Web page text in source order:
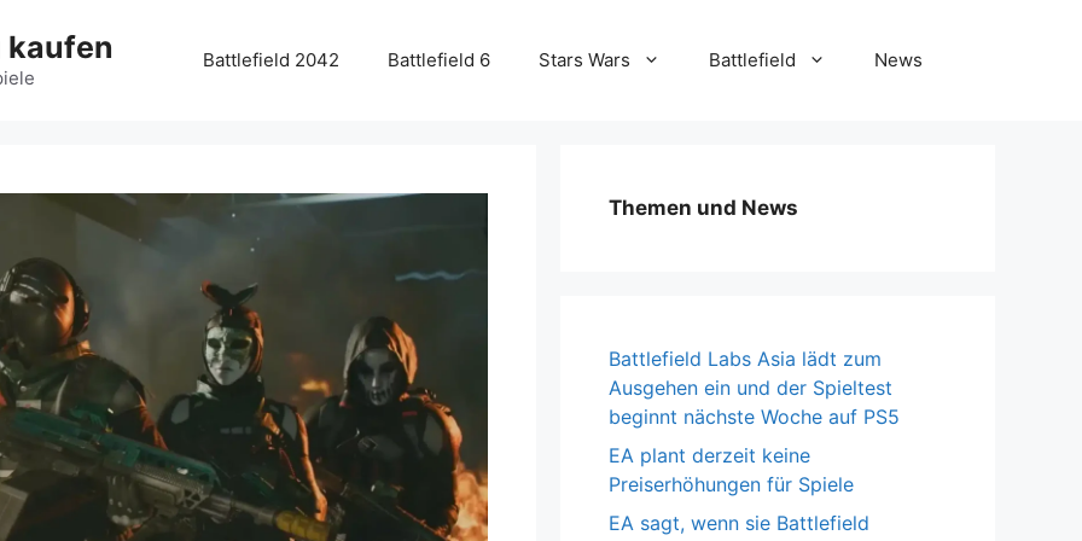
kaufen Battlefield 2042 Battlefield 6 Stars Wars Battlefield News
Themen und News
Battlefield Labs Asia lädt zum
Ausgehen ein und der Spieltest
beginnt nächste Woche auf PS5
EA plant derzeit keine
Preiserhöhungen für Spiele
EA sagt, wenn sie Battlefield